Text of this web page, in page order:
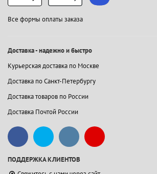
Все формы оплаты заказа
Доставка - надежно и быстро
Курьерская доставка по Москве
Доставка по Санкт-Петербургу
Доставка товаров по России
Доставка Почтой России
ПОДДЕРЖКА КЛИЕНТОВ